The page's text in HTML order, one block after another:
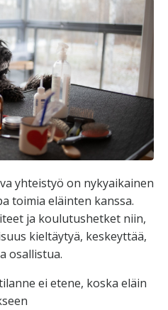
yhteistyö on nykyaikainen
toimia eläinten kanssa.
ja koulutushetket niin,
kieltäytyä, keskeyttää,
osallistua.
ei etene, koska eläin